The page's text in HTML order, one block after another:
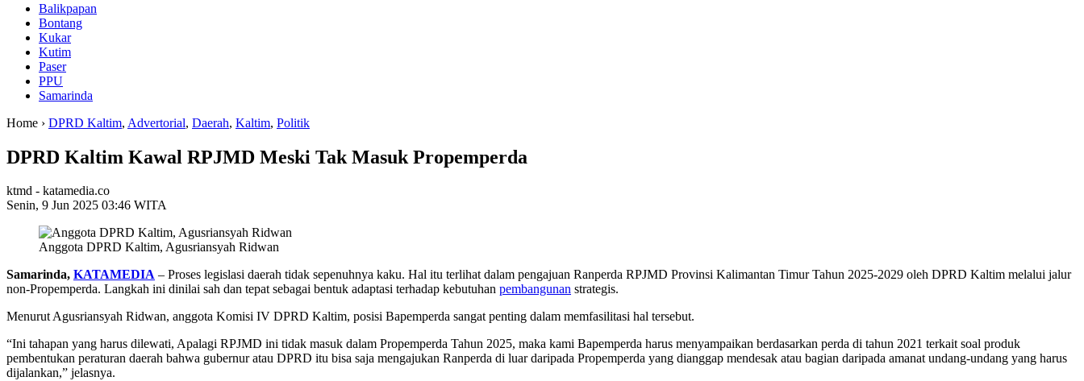
Balikpapan
Bontang
Kukar
Kutim
Paser
PPU
Samarinda
Home › DPRD Kaltim, Advertorial, Daerah, Kaltim, Politik
DPRD Kaltim Kawal RPJMD Meski Tak Masuk Propemperda
ktmd - katamedia.co
Senin, 9 Jun 2025 03:46 WITA
Anggota DPRD Kaltim, Agusriansyah Ridwan
Samarinda, KATAMEDIA – Proses legislasi daerah tidak sepenuhnya kaku. Hal itu terlihat dalam pengajuan Ranperda RPJMD Provinsi Kalimantan Timur Tahun 2025-2029 oleh DPRD Kaltim melalui jalur
non-Propemperda. Langkah ini dinilai sah dan tepat sebagai bentuk adaptasi terhadap kebutuhan pembangunan strategis.
Menurut Agusriansyah Ridwan, anggota Komisi IV DPRD Kaltim, posisi Bapemperda sangat penting dalam memfasilitasi hal tersebut.
“Ini tahapan yang harus dilewati, Apalagi RPJMD ini tidak masuk dalam Propemperda Tahun 2025, maka kami Bapemperda harus menyampaikan berdasarkan perda di tahun 2021 terkait soal produk
pembentukan peraturan daerah bahwa gubernur atau DPRD itu bisa saja mengajukan Ranperda di luar daripada Propemperda yang dianggap mendesak atau bagian daripada amanat undang-undang yang harus
dijalankan,” jelasnya.